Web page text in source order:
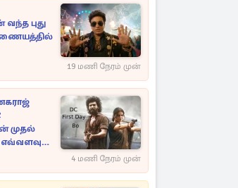
புது
19 மணி நேரம் முன்
முதல்
4 மணி நேரம் முன்